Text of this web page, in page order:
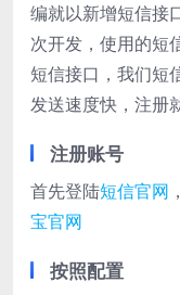
编就以新增短信接
次开发，使用的短
短信接口，我们短
发送速度快，注册
注册账号
首先登陆短信官网
宝官网
按照配置